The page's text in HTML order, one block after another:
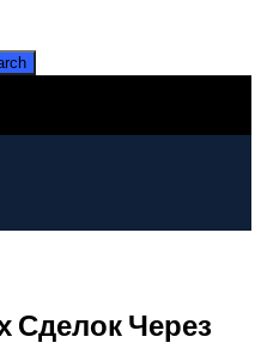
Сделок Через